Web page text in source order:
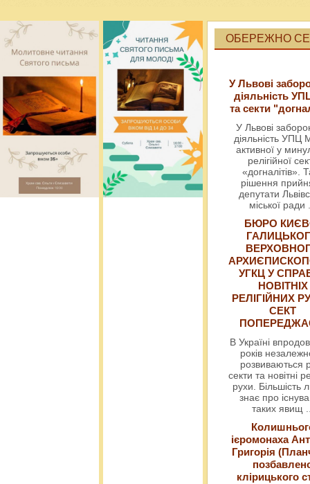
ОБЕРЕЖНО
У Львові
діяльність
та секти
У Львові
діяльність УПЦ
активної у
релігійної
«догналітів».
рішення
депутати
міської ради
БЮРО
УГКЦ У
НОВІТНІХ
РЕЛІГІЙНИХ
СЕКТ
В Україні
років
розвиваються
секти та новітні
рухи. Більшість
знає про
таких явищ
ієромонаха
Григорія
клірицького